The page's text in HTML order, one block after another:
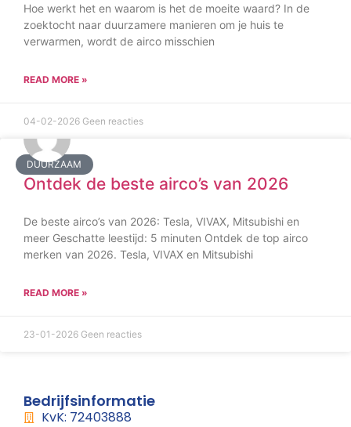
Hoe werkt het en waarom is het de moeite waard? In de
zoektocht naar duurzamere manieren om je huis te
verwarmen, wordt de airco misschien
READ MORE »
04-02-2026 Geen reacties
DUURZAAM
Ontdek de beste airco’s van 2026
De beste airco’s van 2026: Tesla, VIVAX, Mitsubishi en
meer Geschatte leestijd: 5 minuten Ontdek de top airco
merken van 2026. Tesla, VIVAX en Mitsubishi
READ MORE »
23-01-2026 Geen reacties
Bedrijfsinformatie
KvK: 72403888